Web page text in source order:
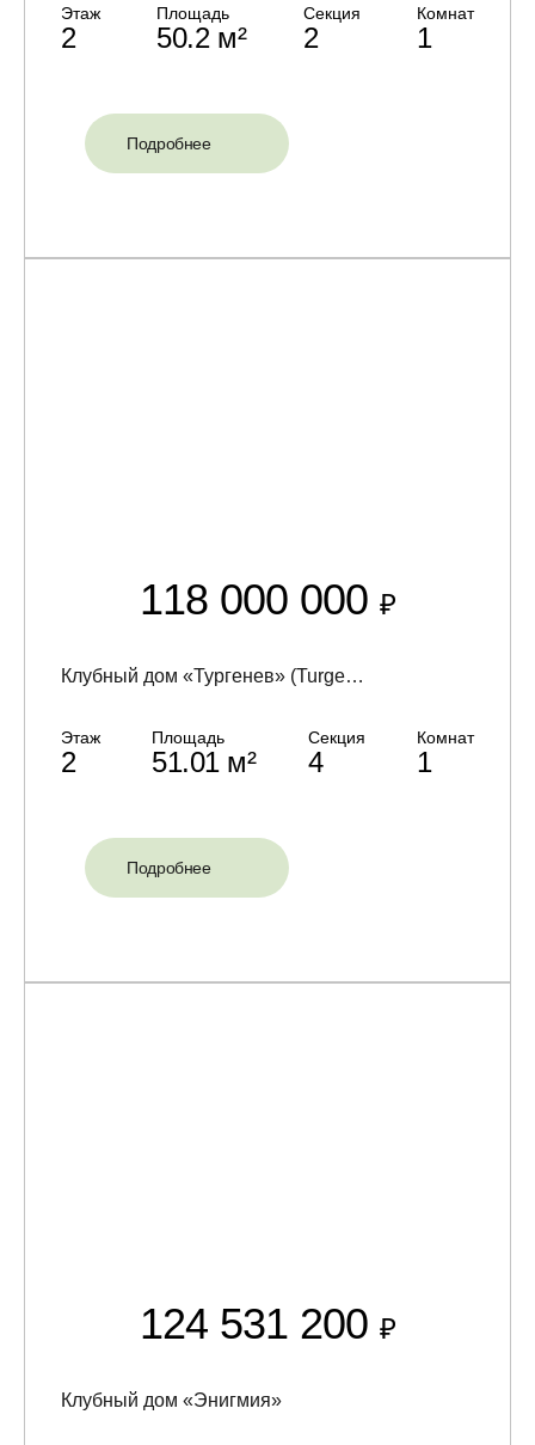
Этаж
2
Площадь
50.2 м²
Секция
2
Комнат
1
Подробнее
118 000 000₽
Клубный дом «Тургенев» (Turgenev)
Этаж
2
Площадь
51.01 м²
Секция
4
Комнат
1
Подробнее
124 531 200₽
Клубный дом «Энигмия»